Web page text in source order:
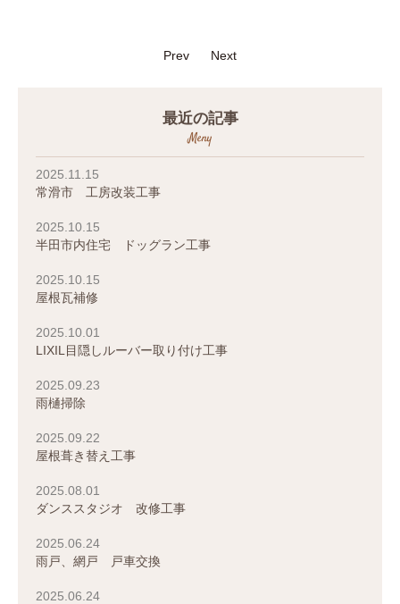
Prev Next
最近の記事
Meny
2025.11.15
常滑市 工房改装工事
2025.10.15
半田市内住宅 ドッグラン工事
2025.10.15
屋根瓦補修
2025.10.01
LIXIL目隠しルーバー取り付け工事
2025.09.23
雨樋掃除
2025.09.22
屋根葺き替え工事
2025.08.01
ダンススタジオ 改修工事
2025.06.24
雨戸、網戸 戸車交換
2025.06.24